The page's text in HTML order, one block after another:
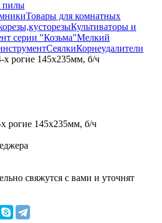
пилы
Товары для комнатных
Культиваторы и
серии "Козьма"Мелкий
СеялкиКорнеудалители
рогие 145х235мм, б/ч
рогие 145х235мм, б/ч
свяжутся с вами и уточнят